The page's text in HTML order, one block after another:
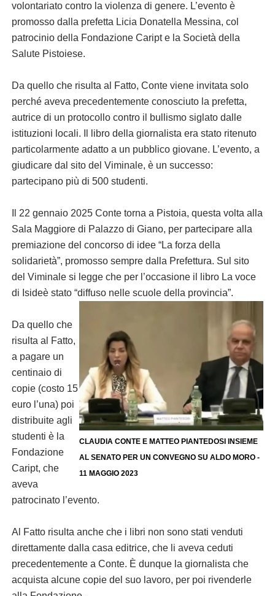
volontariato contro la violenza di genere. L’evento è
promosso dalla prefetta Licia Donatella Messina, col
patrocinio della Fondazione Caript e la Società della
Salute Pistoiese.
Da quello che risulta al Fatto, Conte viene invitata solo
perché aveva precedentemente conosciuto la prefetta,
autrice di un protocollo contro il bullismo siglato dalle
istituzioni locali. Il libro della giornalista era stato ritenuto
particolarmente adatto a un pubblico giovane. L’evento, a
giudicare dal sito del Viminale, è un successo:
partecipano più di 500 studenti.
Il 22 gennaio 2025 Conte torna a Pistoia, questa volta alla
Sala Maggiore di Palazzo di Giano, per partecipare alla
premiazione del concorso di idee “La forza della
solidarietà”, promosso sempre dalla Prefettura. Sul sito
del Viminale si legge che per l’occasione il libro La voce
di Isideè stato “diffuso nelle scuole della provincia”.
CLAUDIA CONTE E MATTEO PIANTEDOSI INSIEME
AL SENATO PER UN CONVEGNO SU ALDO MORO -
11 MAGGIO 2023
Da quello che
risulta al Fatto,
a pagare un
centinaio di
copie (costo 15
euro l’una) poi
distribuite agli
studenti è la
Fondazione
Caript, che
aveva
patrocinato l’evento.
Al Fatto risulta anche che i libri non sono stati venduti
direttamente dalla casa editrice, che li aveva ceduti
precedentemente a Conte. È dunque la giornalista che
acquista alcune copie del suo lavoro, per poi rivenderle